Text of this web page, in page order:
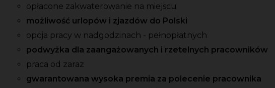
opłacone zakwaterowanie na miejscu
możliwość urlopów i zjazdów do Polski
opcja pracy w nadgodzinach - pełnopłatnych
podwyżka dla zaangażowanych i rzetelnych pracowników
praca od zaraz
gwarantowana wysoka premia za polecenie pracownika